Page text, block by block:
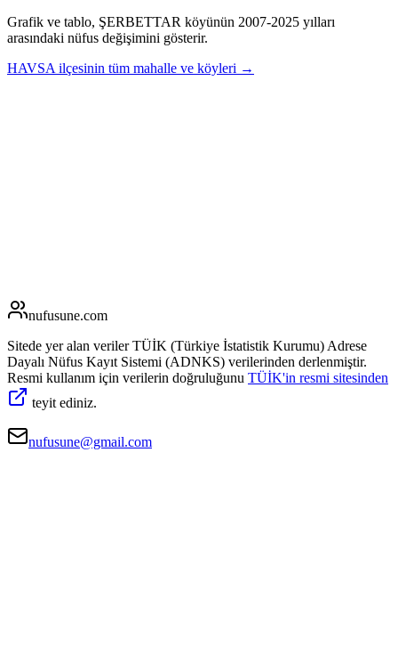
Grafik ve tablo, ŞERBETTAR köyünün 2007-2025 yılları
arasındaki nüfus değişimini gösterir.
HAVSA ilçesinin tüm mahalle ve köyleri →
nufusune.com
Sitede yer alan veriler TÜİK (Türkiye İstatistik Kurumu) Adrese
Dayalı Nüfus Kayıt Sistemi (ADNKS) verilerinden derlenmiştir.
Resmi kullanım için verilerin doğruluğunu TÜİK'in resmi sitesinden
teyit ediniz.
nufusune@gmail.com